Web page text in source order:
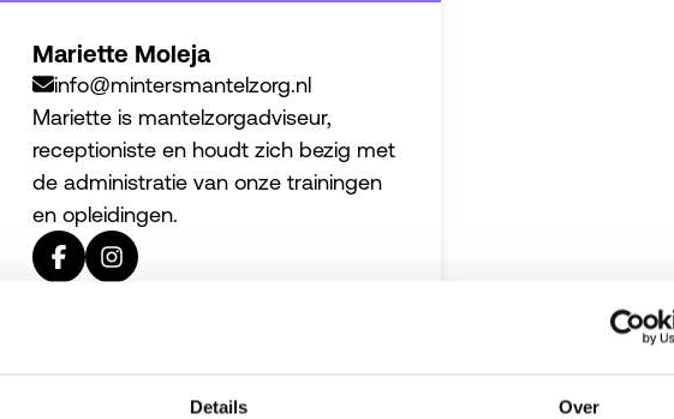
Details Over
Mariette Moleja
info@mintersmantelzorg.nl
Mariette is mantelzorgadviseur,
receptioniste en houdt zich bezig met
de administratie van onze trainingen
en opleidingen.